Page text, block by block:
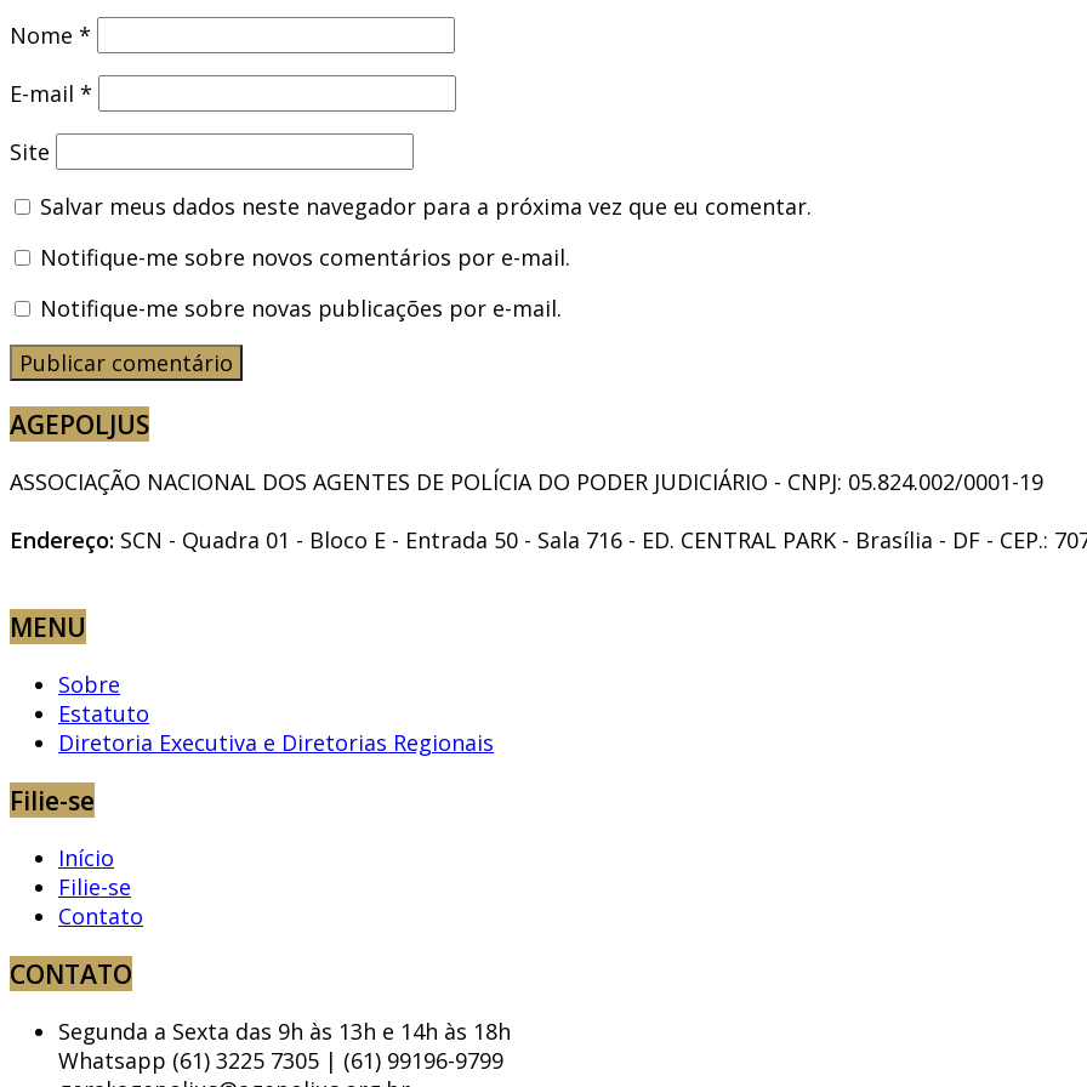
Nome *
E-mail *
Site
Salvar meus dados neste navegador para a próxima vez que eu comentar.
Notifique-me sobre novos comentários por e-mail.
Notifique-me sobre novas publicações por e-mail.
AGEPOLJUS
ASSOCIAÇÃO NACIONAL DOS AGENTES DE POLÍCIA DO PODER JUDICIÁRIO - CNPJ: 05.824.002/0001-19
Endereço: SCN - Quadra 01 - Bloco E - Entrada 50 - Sala 716 - ED. CENTRAL PARK - Brasília - DF - CEP.:
MENU
Sobre
Estatuto
Diretoria Executiva e Diretorias Regionais
Filie-se
Início
Filie-se
Contato
CONTATO
Segunda a Sexta das 9h às 13h e 14h às 18h
Whatsapp (61) 3225 7305 | (61) 99196-9799